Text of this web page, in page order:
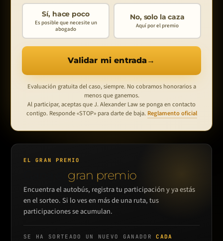
Sí, hace poco
Es posible que necesite un
abogado
No, solo la caza
Aquí por el premio
Validar mi entrada→
Evaluación gratuita del caso, siempre. No cobramos honorarios a
menos que ganemos.
Al participar, aceptas que J. Alexander Law se ponga en contacto
contigo. Responde «STOP» para darte de baja. Reglamento oficial
EL GRAN PREMIO
gran premio
Encuentra el autobús, registra tu participación y ya estás
en el sorteo. Si lo ves en más de una ruta, tus
participaciones se acumulan.
SE HA SORTEADO UN NUEVO GANADORCADA